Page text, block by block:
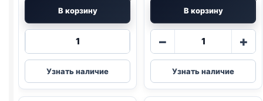
В корзину
Количество
TitBit
лак.
(ДРЕССУРА,
Узнать наличие
В корзину
−
Количество
TitBit
(МИНИ
ПОРОДЫ,
+
Узнать наличие